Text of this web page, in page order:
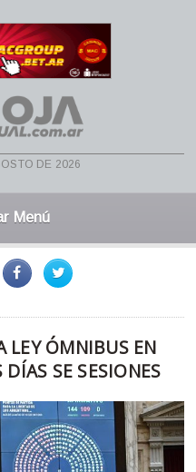
de 2026
Menú
LEY ÓMNIBUS EN
DÍAS SE SESIONES